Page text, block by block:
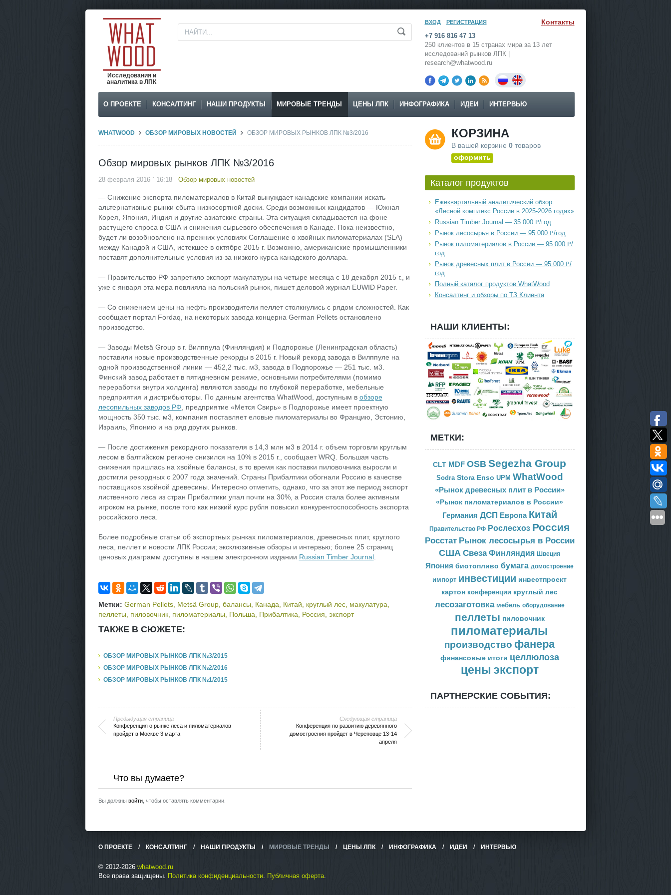
Исследования и
аналитика в ЛПК
ВХОД РЕГИСТРАЦИЯ Контакты
+7 916 816 47 13
250 клиентов в 15 странах мира за 13 лет
исследований рынков ЛПК |
research@whatwood.ru
О ПРОЕКТЕ КОНСАЛТИНГ НАШИ ПРОДУКТЫ МИРОВЫЕ ТРЕНДЫ ЦЕНЫ ЛПК ИНФОГРАФИКА ИДЕИ ИНТЕРВЬЮ
WHATWOOD ОБЗОР МИРОВЫХ НОВОСТЕЙ ОБЗОР МИРОВЫХ РЫНКОВ ЛПК №3/2016
Обзор мировых рынков ЛПК №3/2016
28 февраля 2016 ` 16:18 Обзор мировых новостей
— Снижение экспорта пиломатериалов в Китай вынуждает канадские компании искать
альтернативные рынки сбыта низкосортной доски. Среди возможных кандидатов — Южная
Корея, Япония, Индия и другие азиатские страны. Эта ситуация складывается на фоне
растущего спроса в США и снижения сырьевого обеспечения в Канаде. Пока неизвестно,
будет ли возобновлено на прежних условиях Соглашение о хвойных пиломатериалах (SLA)
между Канадой и США, истекшее в октябре 2015 г. Возможно, американские промышленники
поставят дополнительные условия из-за низкого курса канадского доллара.
— Правительство РФ запретило экспорт макулатуры на четыре месяца с 18 декабря 2015 г., и
уже с января эта мера повлияла на польский рынок, пишет деловой журнал EUWID Paper.
— Со снижением цены на нефть производители пеллет столкнулись с рядом сложностей. Как
сообщает портал Fordaq, на некоторых завода концерна German Pellets остановлено
производство.
— Заводы Metsä Group в г. Вилппула (Финляндия) и Подпорожье (Ленинградская область)
поставили новые производственные рекорды в 2015 г. Новый рекорд завода в Вилппуле на
одной производственной линии — 452,2 тыс. м3, завода в Подпорожье — 251 тыс. м3.
Финский завод работает в пятидневном режиме, основными потребителями (помимо
переработки внутри холдинга) являются заводы по глубокой переработке, мебельные
предприятия и дистрибьюторы. По данным агентства WhatWood, доступным в обзоре
лесопильных заводов РФ , предприятие «Мется Свирь» в Подпорожье имеет проектную
мощность 350 тыс. м3, компания поставляет еловые пиломатериалы во Францию, Эстонию,
Израиль, Японию и на ряд других рынков.
— После достижения рекордного показателя в 14,3 млн м3 в 2014 г. объем торговли круглым
лесом в балтийском регионе снизился на 10% в 2015 г., сообщает WRQ. Большая часть
снижения пришлась на хвойные балансы, в то время как поставки пиловочника выросли и
достигли рекордных с 2007 года значений. Страны Прибалтики обогнали Россию в качестве
поставщиков хвойной древесины. Интересно отметить, однако, что за этот же период экспорт
лиственного леса из стран Прибалтики упал почти на 30%, а Россия стала более активным
игроком на рынке, после того как низкий курс рубля повысил конкурентоспособность экспорта
российского леса.
Более подробные статьи об экспортных рынках пиломатериалов, древесных плит, круглого
леса, пеллет и новости ЛПК России; эксклюзивные обзоры и интервью; более 25 страниц
ценовых диаграмм доступны в нашем электронном издании Russian Timber Journal.
Метки: German Pellets, Metsä Group, балансы Канада Китай круглый лес, макулатура
пеллеты
пиловочник, пиломатериалы Польша Прибалтика Россия экспорт
ТАКЖЕ В СЮЖЕТЕ:
ОБЗОР МИРОВЫХ РЫНКОВ ЛПК №3/2015
ОБЗОР МИРОВЫХ РЫНКОВ ЛПК №2/2016
ОБЗОР МИРОВЫХ РЫНКОВ ЛПК №1/2015
Предыдущая страница
Конференция о рынке леса и пиломатериалов
пройдет в Москве 3 марта
Следующая страница
Конференция по развитию деревянного
домостроения пройдет в Череповце 13-14
апреля
Что вы думаете?
Вы должны войти, чтобы оставлять комментарии.
КОРЗИНА
В вашей корзине 0товаров
оформить
Каталог продуктов
Ежеквартальный аналитический обзор
«Лесной комплекс России в 2025-2026 годах»
Russian Timber Journal — 35 000 ₽/год
Рынок лесосырья в России — 95 000 ₽/год
Рынок пиломатериалов в России — 95 000 ₽/
год
Рынок древесных плит в России — 95 000 ₽/
год
Полный каталог продуктов WhatWood
Консалтинг и обзоры по ТЗ Клиента
НАШИ КЛИЕНТЫ:
МЕТКИ:
CLT MDF OSB Segezha Group
Sodra Stora Enso UPM WhatWood
«Рынок древесных плит в России»
«Рынок пиломатериалов в России»
Германия ДСП Европа Китай
Правительство РФ Рослесхоз Россия
Росстат Рынок лесосырья в России
США Свеза Финляндия Швеция
Япония биотопливо бумага домостроение
импорт инвестиции инвестпроект
картон конференции круглый лес
лесозаготовка мебель оборудование
пеллеты пиловочник
пиломатериалы
производство фанера
финансовые итоги целлюлоза
цены экспорт
ПАРТНЕРСКИЕ СОБЫТИЯ:
О ПРОЕКТЕ/ КОНСАЛТИНГ/ НАШИ ПРОДУКТЫ / МИРОВЫЕ ТРЕНДЫ / ЦЕНЫ ЛПК/ ИНФОГРАФИКА/ ИДЕИ / ИНТЕРВЬЮ
© 2012-2026 whatwood.ru
Все права защищены. Политика конфиденциальности. Публичная оферта.